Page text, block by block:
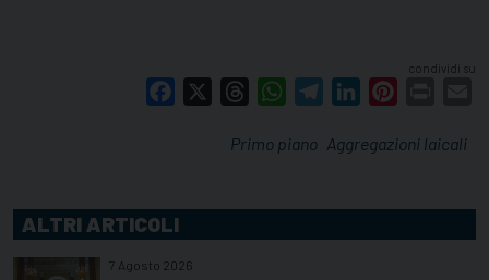
condividi su
Facebook ThreadsWhatsAppTelegramLinkedIn
Aggregazioni laicali
Primo piano
ALTRI ARTICOLI
7 Agosto 2026